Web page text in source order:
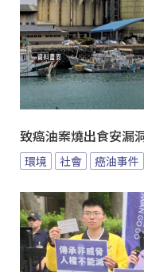
致癌油案燒出食安漏
環境 社會 癌油事件